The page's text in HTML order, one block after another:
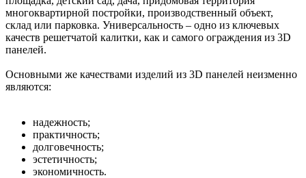
многоквартирной постройки, производственный объект,
склад или парковка. Универсальность – одно из ключевых
качеств решетчатой калитки, как и самого ограждения из 3D
панелей.
Основными же качествами изделий из 3D панелей неизменно
являются:
надежность;
практичность;
долговечность;
эстетичность;
экономичность.